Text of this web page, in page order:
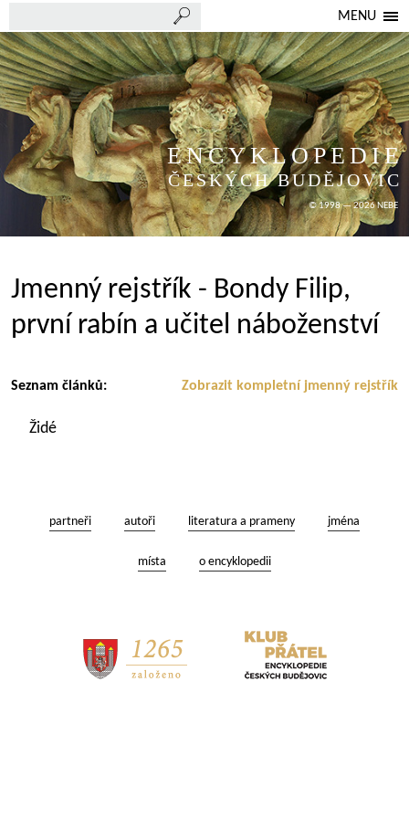
MENU
ENCYKLOPEDIE
ČESKÝCH BUDĚJOVIC
© 1998 — 2026 NEBE
Jmenný rejstřík - Bondy Filip,
první rabín a učitel náboženství
Zobrazit kompletní jmenný rejstřík
Seznam článků:
Židé
partneři autoři literatura a prameny jména
místa o encyklopedii